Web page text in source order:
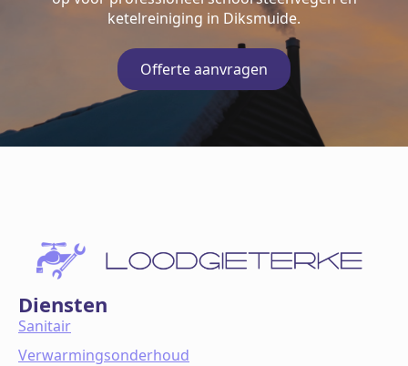
ketelreiniging in Diksmuide.
Offerte aanvragen
Diensten
Sanitair
Verwarmingsonderhoud